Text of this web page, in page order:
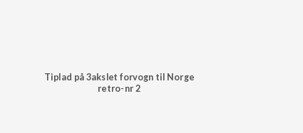
Tiplad på 3akslet forvogn til Norge
retro-nr 2